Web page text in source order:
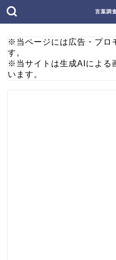
言葉調
※当ページには広告・プロ
す。
※当サイトは生成AIによる
います。